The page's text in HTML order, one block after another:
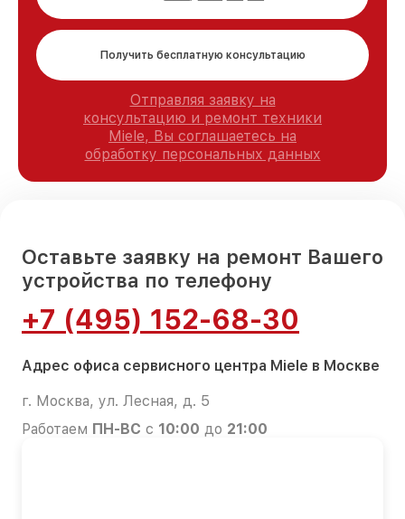
Получить бесплатную консультацию
Отправляя заявку на
консультацию и ремонт техники
Miele, Вы соглашаетесь на
обработку персональных данных
Оставьте заявку на ремонт Вашего
устройства по телефону
+7 (495) 152-68-30
Адрес офиса сервисного центра Miele в Москве
г. Москва, ул. Лесная, д. 5
Работаем ПН-ВС с 10:00 до 21:00